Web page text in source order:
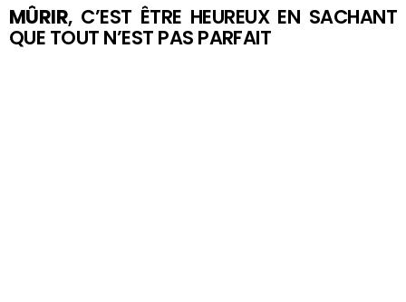
MÛRIR, C’EST ÊTRE HEUREUX EN SACHANT
QUE TOUT N’EST PAS PARFAIT